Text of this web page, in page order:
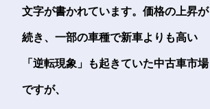
文字が書かれています。価格の上昇が
続き、一部の車種で新車よりも高い
「逆転現象」も起きていた中古車市場
ですが、